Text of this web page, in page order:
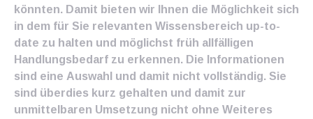
könnten. Damit bieten wir Ihnen die Möglichkeit sich
in dem für Sie relevanten Wissensbereich up-to-
date zu halten und möglichst früh allfälligen
Handlungsbedarf zu erkennen. Die Informationen
sind eine Auswahl und damit nicht vollständig. Sie
sind überdies kurz gehalten und damit zur
unmittelbaren Umsetzung nicht ohne Weiteres